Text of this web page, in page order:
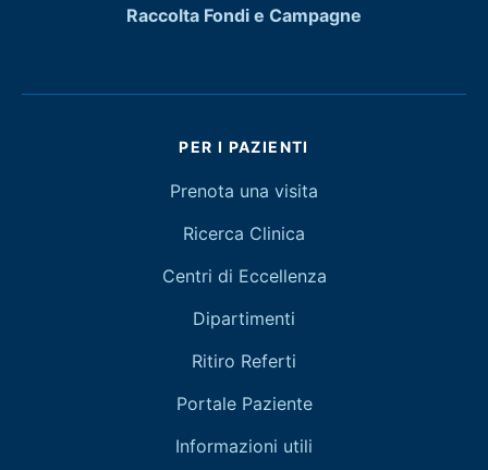
Raccolta Fondi e Campagne
PER I PAZIENTI
Prenota una visita
Ricerca Clinica
Centri di Eccellenza
Dipartimenti
Ritiro Referti
Portale Paziente
Informazioni utili